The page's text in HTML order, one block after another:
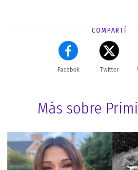
COMPARTÍ
Facebok Twitter
Más sobre